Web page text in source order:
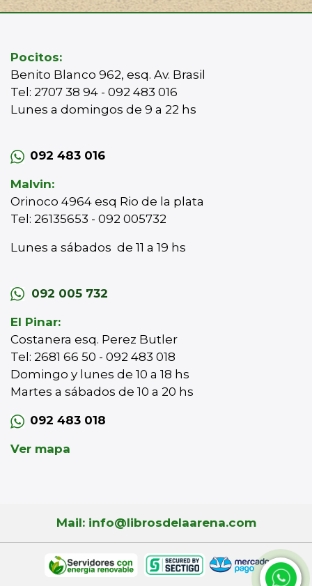
Pocitos:
Benito Blanco 962, esq. Av. Brasil
Tel: 2707 38 94 - 092 483 016
Lunes a domingos de 9 a 22 hs
092 483 016
Malvin:
Orinoco 4964 esq Rio de la plata
Tel: 26135653 - 092 005732
Lunes a sábados de 11 a 19 hs
092 005 732
El Pinar:
Costanera esq. Perez Butler
Tel: 2681 66 50 - 092 483 018
Domingo y lunes de 10 a 18 hs
Martes a sábados de 10 a 20 hs
092 483 018
Ver mapa
Mail: info@librosdelaarena.com